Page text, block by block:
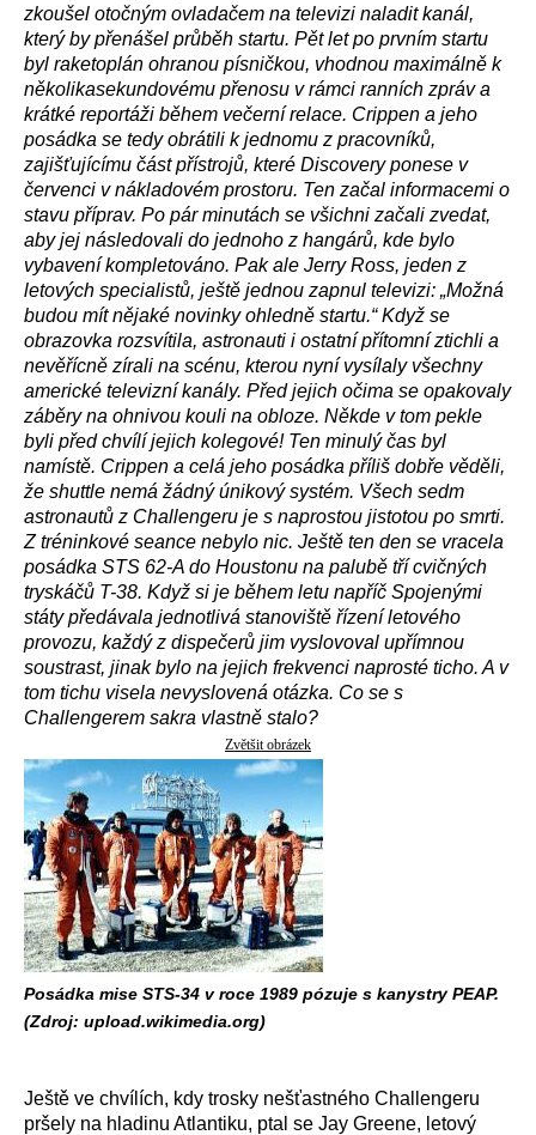
zkoušel otočným ovladačem na televizi naladit kanál,
který by přenášel průběh startu. Pět let po prvním startu
byl raketoplán ohranou písničkou, vhodnou maximálně k
několikasekundovému přenosu v rámci ranních zpráv a
krátké reportáži během večerní relace. Crippen a jeho
posádka se tedy obrátili k jednomu z pracovníků,
zajišťujícímu část přístrojů, které Discovery ponese v
červenci v nákladovém prostoru. Ten začal informacemi o
stavu příprav. Po pár minutách se všichni začali zvedat,
aby jej následovali do jednoho z hangárů, kde bylo
vybavení kompletováno. Pak ale Jerry Ross, jeden z
letových specialistů, ještě jednou zapnul televizi: „Možná
budou mít nějaké novinky ohledně startu.“ Když se
obrazovka rozsvítila, astronauti i ostatní přítomní ztichli a
nevěřícně zírali na scénu, kterou nyní vysílaly všechny
americké televizní kanály. Před jejich očima se opakovaly
záběry na ohnivou kouli na obloze. Někde v tom pekle
byli před chvílí jejich kolegové! Ten minulý čas byl
namístě. Crippen a celá jeho posádka příliš dobře věděli,
že shuttle nemá žádný únikový systém. Všech sedm
astronautů z Challengeru je s naprostou jistotou po smrti.
Z tréninkové seance nebylo nic. Ještě ten den se vracela
posádka STS 62-A do Houstonu na palubě tří cvičných
tryskáčů T-38. Když si je během letu napříč Spojenými
státy předávala jednotlivá stanoviště řízení letového
provozu, každý z dispečerů jim vyslovoval upřímnou
soustrast, jinak bylo na jejich frekvenci naprosté ticho. A v
tom tichu visela nevyslovená otázka. Co se s
Challengerem sakra vlastně stalo?
Zvětšit obrázek
Posádka mise STS-34 v roce 1989 pózuje s kanystry PEAP.
(Zdroj: upload.wikimedia.org)
Ještě ve chvílích, kdy trosky nešťastného Challengeru
pršely na hladinu Atlantiku, ptal se Jay Greene, letový